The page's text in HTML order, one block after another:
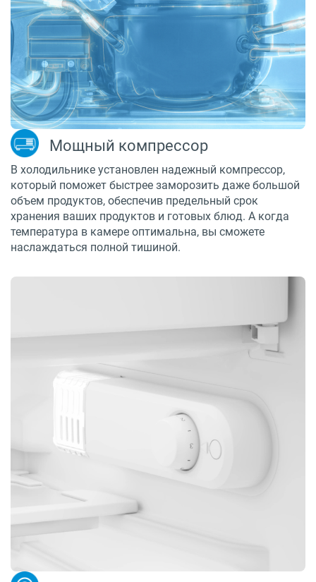
Мощный компрессор
В холодильнике установлен надежный компрессор,
который поможет быстрее заморозить даже большой
объем продуктов, обеспечив предельный срок
хранения ваших продуктов и готовых блюд. А когда
температура в камере оптимальна, вы сможете
наслаждаться полной тишиной.